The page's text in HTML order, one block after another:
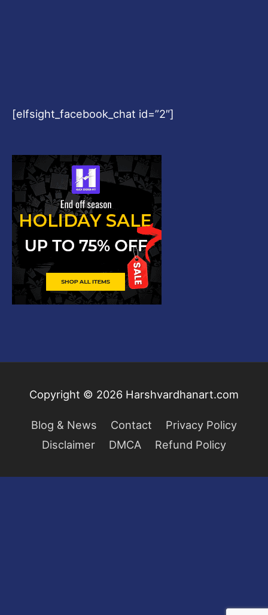
[elfsight_facebook_chat id=”2″]
Copyright © 2026 Harshvardhanart.com
Blog & News Contact
Privacy Policy
Disclaimer
DMCA Refund Policy